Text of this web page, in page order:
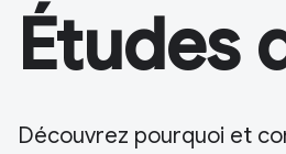
Études
Découvrez pourquoi et